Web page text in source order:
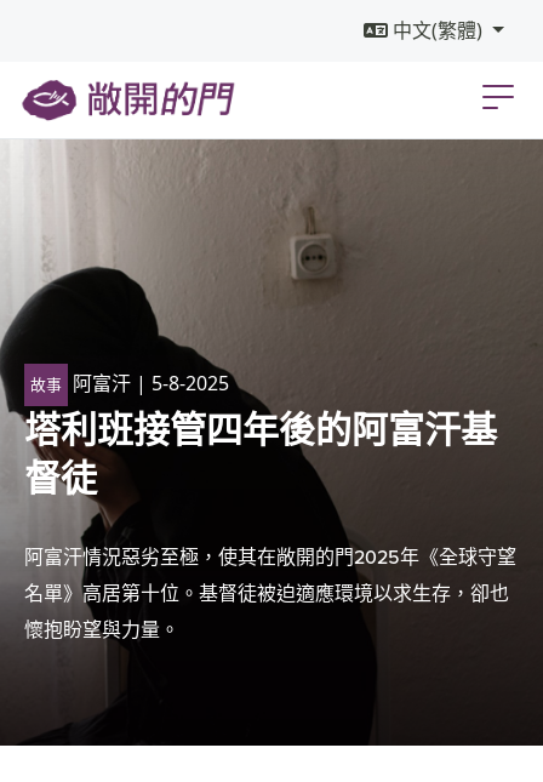
中文(繁體)
故事 阿富汗 | 5-8-2025
塔利班接管四年後的阿富汗基
督徒
阿富汗情況惡劣至極，使其在敞開的門2025年《全球守望
名單》高居第十位。基督徒被迫適應環境以求生存，卻也
懷抱盼望與力量。